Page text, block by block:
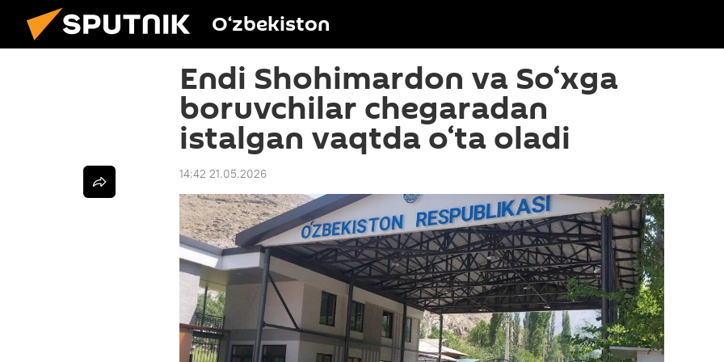
O‘zbekiston
Endi Shohimardon va So‘xga
boruvchilar chegaradan
istalgan vaqtda o‘ta oladi
14:42 21.05.2026